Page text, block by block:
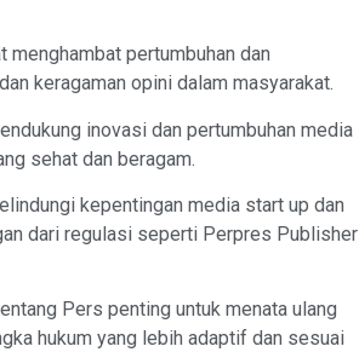
pertumbuhan dan
keragaman opini dalam masyarakat.
inovasi dan pertumbuhan media
sehat dan beragam.
kepentingan media start up dan
dari regulasi seperti Perpres Publisher
Pers penting untuk menata ulang
hukum yang lebih adaptif dan sesuai